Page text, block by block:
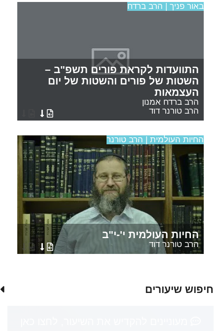
באור פניך | הרב ברדח
התוועדות לקראת פורים תשפ"ב –
השטות של פורים והשטות של יום
העצמאות
הרב ברדח אמנון
הרב טורנר דוד
החיות העולמית | הרב טורנר
החיות העולמית י'-י"ב
הרב טורנר דוד
חיפוש שיעורים